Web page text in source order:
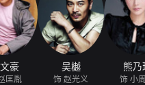
豪
匡胤
吴樾
饰 赵光义
熊乃
饰 小